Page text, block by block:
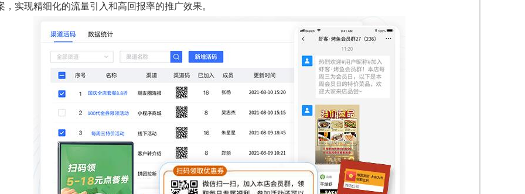
，实现精细化的流量引入和高回报率的推广效果。